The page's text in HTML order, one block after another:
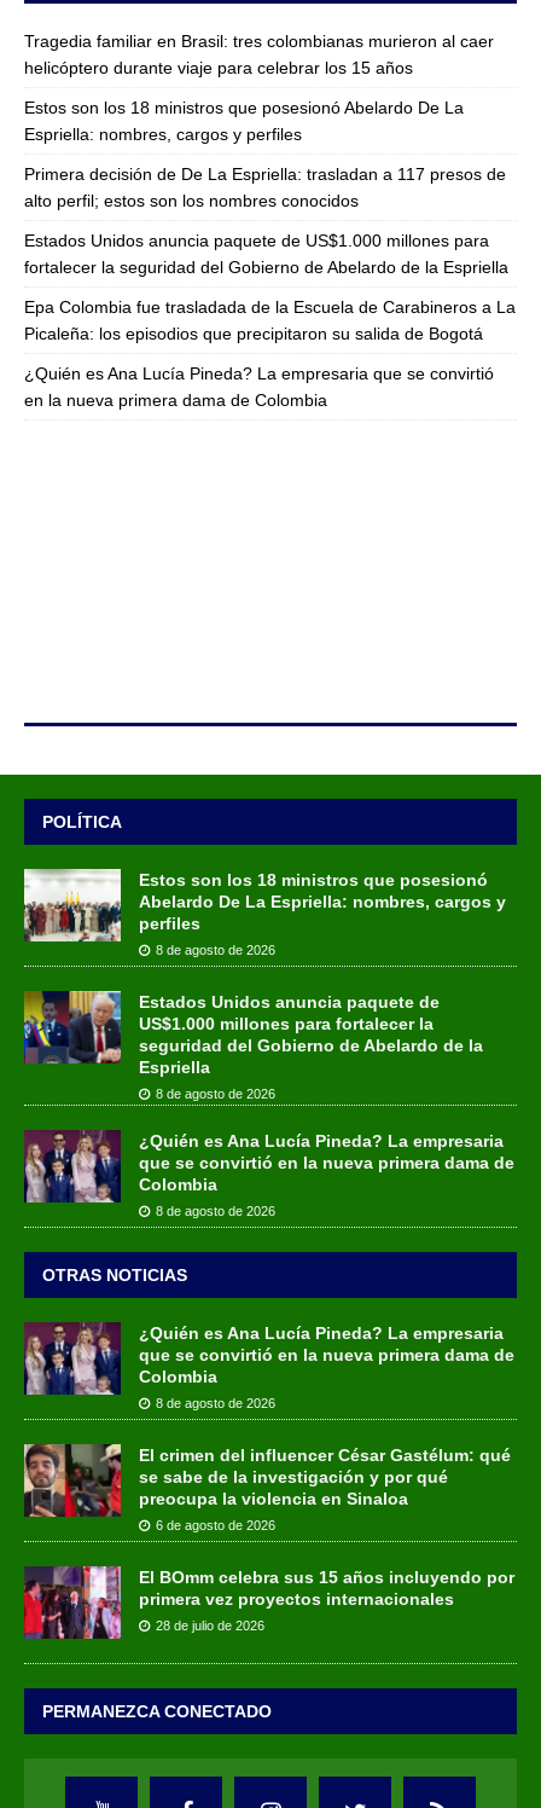
Tragedia familiar en Brasil: tres colombianas murieron al caer
helicóptero durante viaje para celebrar los 15 años
Estos son los 18 ministros que posesionó Abelardo De La
Espriella: nombres, cargos y perfiles
Primera decisión de De La Espriella: trasladan a 117 presos de
alto perfil; estos son los nombres conocidos
Estados Unidos anuncia paquete de US$1.000 millones para
fortalecer la seguridad del Gobierno de Abelardo de la Espriella
Epa Colombia fue trasladada de la Escuela de Carabineros a La
Picaleña: los episodios que precipitaron su salida de Bogotá
¿Quién es Ana Lucía Pineda? La empresaria que se convirtió
en la nueva primera dama de Colombia
POLÍTICA
Estos son los 18 ministros que posesionó
Abelardo De La Espriella: nombres, cargos y
perfiles
8 de agosto de 2026
Estados Unidos anuncia paquete de
US$1.000 millones para fortalecer la
seguridad del Gobierno de Abelardo de la
Espriella
8 de agosto de 2026
¿Quién es Ana Lucía Pineda? La empresaria
que se convirtió en la nueva primera dama de
Colombia
8 de agosto de 2026
OTRAS NOTICIAS
¿Quién es Ana Lucía Pineda? La empresaria
que se convirtió en la nueva primera dama de
Colombia
8 de agosto de 2026
El crimen del influencer César Gastélum: qué
se sabe de la investigación y por qué
preocupa la violencia en Sinaloa
6 de agosto de 2026
El BOmm celebra sus 15 años incluyendo por
primera vez proyectos internacionales
28 de julio de 2026
PERMANEZCA CONECTADO